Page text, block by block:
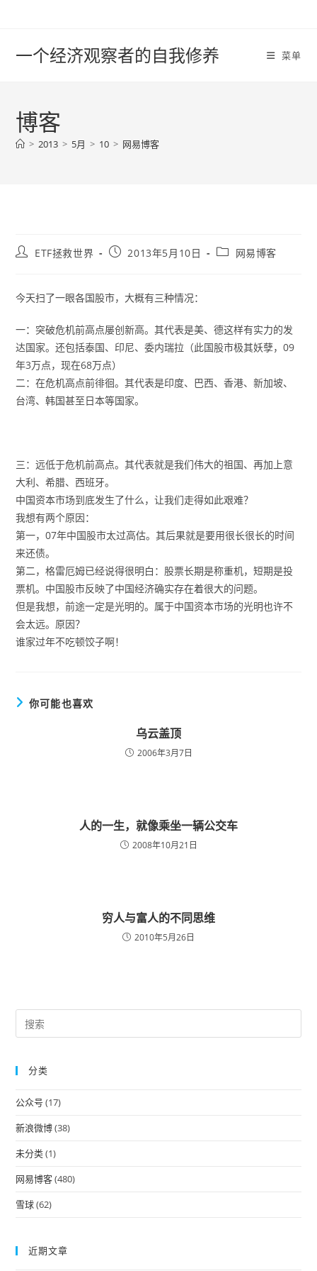
一个经济观察者的自我修养 菜单
博客
> 2013 > 5月 > 10 > 网易博客
PostETF拯救世界
Post2013年5月10日
Post网易博客
今天扫了一眼各国股市，大概有三种情况：
一：突破危机前高点屡创新高。其代表是美、德这样有实力的发
达国家。还包括泰国、印尼、委内瑞拉（此国股市极其妖孽，09
年3万点，现在68万点）
二：在危机高点前徘徊。其代表是印度、巴西、香港、新加坡、
台湾、韩国甚至日本等国家。
三：远低于危机前高点。其代表就是我们伟大的祖国、再加上意
大利、希腊、西班牙。
中国资本市场到底发生了什么，让我们走得如此艰难？
我想有两个原因：
第一，07年中国股市太过高估。其后果就是要用很长很长的时间
来还债。
第二，格雷厄姆已经说得很明白：股票长期是称重机，短期是投
票机。中国股市反映了中国经济确实存在着很大的问题。
但是我想，前途一定是光明的。属于中国资本市场的光明也许不
会太远。原因？
谁家过年不吃顿饺子啊！
你可能也喜欢
乌云盖顶
2006年3月7日
人的一生，就像乘坐一辆公交车
2008年10月21日
穷人与富人的不同思维
2010年5月26日
分类
公众号 (17)
新浪微博(38)
未分类(1)
网易博客(480)
雪球(62)
近期文章